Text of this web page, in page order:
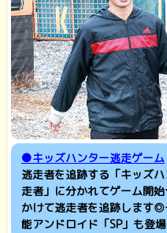
●キッズハンター逃走ゲーム
逃走者を追跡する「キッズ
走者」に分かれてゲーム開
かけて逃走者を追跡します
能アンドロイド「SP」も登場